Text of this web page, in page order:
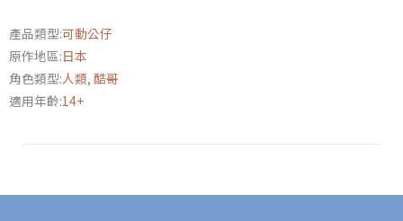
假
面
騎
士
型
產品類型:可動公仔
原作地區:日本
角色類型:人類, 酷哥
適用年齡:14+